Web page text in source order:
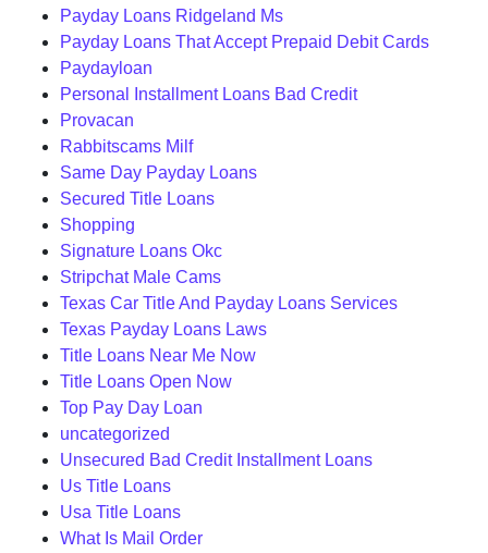
Payday Loans Ridgeland Ms
Payday Loans That Accept Prepaid Debit Cards
Paydayloan
Personal Installment Loans Bad Credit
Provacan
Rabbitscams Milf
Same Day Payday Loans
Secured Title Loans
Shopping
Signature Loans Okc
Stripchat Male Cams
Texas Car Title And Payday Loans Services
Texas Payday Loans Laws
Title Loans Near Me Now
Title Loans Open Now
Top Pay Day Loan
uncategorized
Unsecured Bad Credit Installment Loans
Us Title Loans
Usa Title Loans
What Is Mail Order